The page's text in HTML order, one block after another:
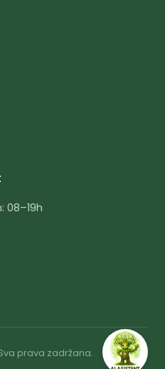
08–19h
prava zadržana.